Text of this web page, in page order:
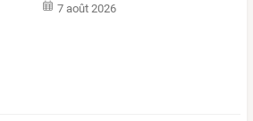
7 août 2026